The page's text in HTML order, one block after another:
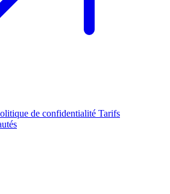
de confidentialité Tarifs